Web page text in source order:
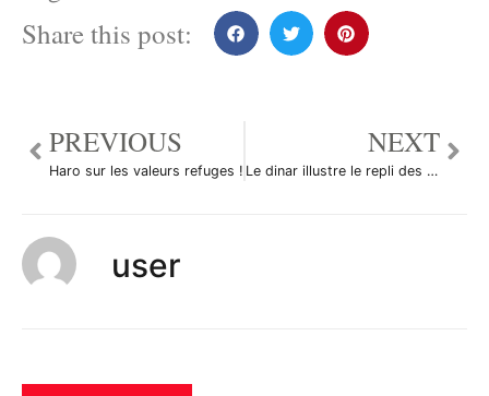
Share this post:
PREVIOUS
Haro sur les valeurs refuges !
NEXT
Le dinar illustre le repli des devises émergentes
user